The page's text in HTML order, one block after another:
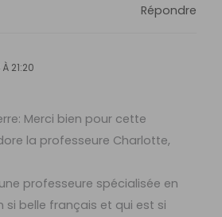
Répondre
21:20
Merci bien pour cette
la professeure Charlotte,
professeure spécialisée en
si belle français et qui est si